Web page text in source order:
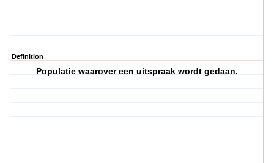
Definition
Populatie waarover een uitspraak wordt gedaan.